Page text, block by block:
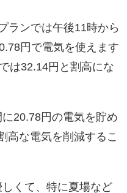
ランでは午後11時から
円で電気を使えます
は32.14円と割高にな
20.78円の電気を貯め
高な電気を削減するこ
くて、特に夏場など